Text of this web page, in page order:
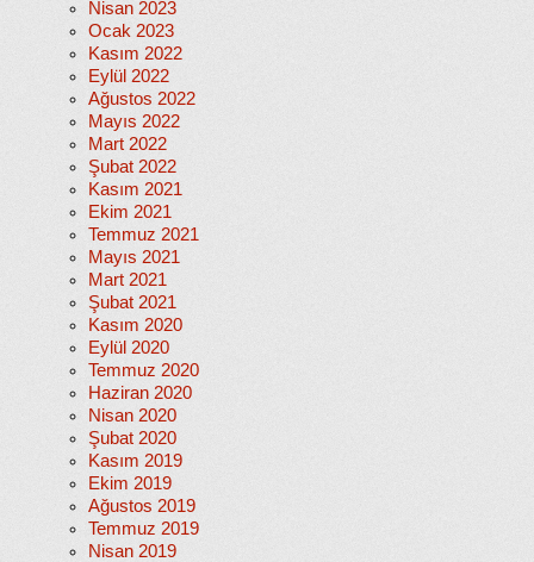
Nisan 2023
Ocak 2023
Kasım 2022
Eylül 2022
Ağustos 2022
Mayıs 2022
Mart 2022
Şubat 2022
Kasım 2021
Ekim 2021
Temmuz 2021
Mayıs 2021
Mart 2021
Şubat 2021
Kasım 2020
Eylül 2020
Temmuz 2020
Haziran 2020
Nisan 2020
Şubat 2020
Kasım 2019
Ekim 2019
Ağustos 2019
Temmuz 2019
Nisan 2019